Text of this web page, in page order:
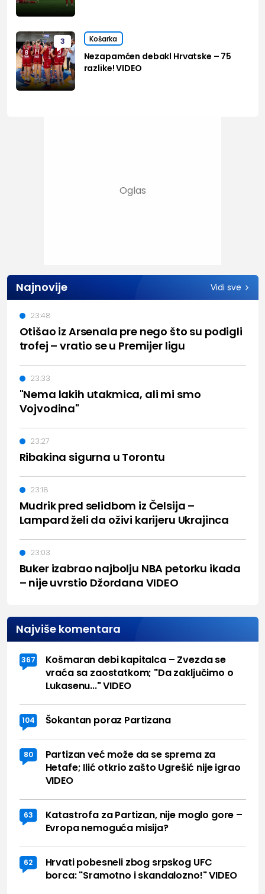
3 Košarka
Nezapamćen debakl Hrvatske – 75
razlike! VIDEO
Najnovije Vidi sve
Otišao iz Arsenala pre nego što su podigli
trofej – vratio se u Premijer ligu
23:48
"Nema lakih utakmica, ali mi smo
Vojvodina"
23:33
Ribakina sigurna u Torontu
23:27
Mudrik pred selidbom iz Čelsija –
Lampard želi da oživi karijeru Ukrajinca
23:18
Buker izabrao najbolju NBA petorku ikada
– nije uvrstio Džordana VIDEO
23:03
Najviše komentara
367
Košmaran debi kapitalca – Zvezda se
vraća sa zaostatkom; "Da zaključimo o
Lukasenu..." VIDEO
104 Šokantan poraz Partizana
80
Partizan već može da se sprema za
Hetafe; Ilić otkrio zašto Ugrešić nije igrao
VIDEO
63
Katastrofa za Partizan, nije moglo gore –
Evropa nemoguća misija?
62
Hrvati pobesneli zbog srpskog UFC
borca: "Sramotno i skandalozno!" VIDEO